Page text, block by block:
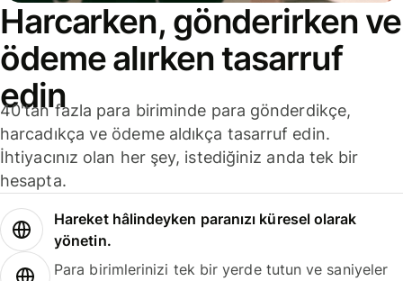
Harcarken, gönderirken ve
ödeme alırken tasarruf
edin
40'tan fazla para biriminde para gönderdikçe,
harcadıkça ve ödeme aldıkça tasarruf edin.
İhtiyacınız olan her şey, istediğiniz anda tek bir
hesapta.
Hareket hâlindeyken paranızı küresel olarak
yönetin.
Para birimlerinizi tek bir yerde tutun ve saniyeler